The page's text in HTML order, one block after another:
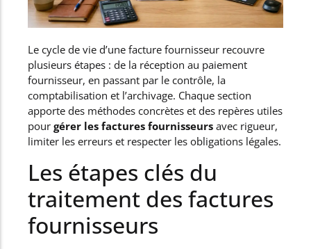
Le cycle de vie d’une facture fournisseur recouvre
plusieurs étapes : de la réception au paiement
fournisseur, en passant par le contrôle, la
comptabilisation et l’archivage. Chaque section
apporte des méthodes concrètes et des repères utiles
pour gérer les factures fournisseurs avec rigueur,
limiter les erreurs et respecter les obligations légales.
Les étapes clés du
traitement des factures
fournisseurs